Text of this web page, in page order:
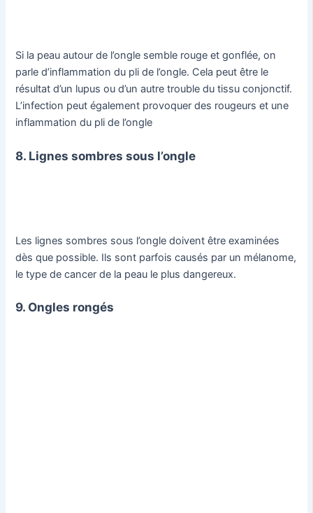
Si la peau autour de l’ongle semble rouge et gonflée, on
parle d’inflammation du pli de l’ongle. Cela peut être le
résultat d’un lupus ou d’un autre trouble du tissu conjonctif.
L’infection peut également provoquer des rougeurs et une
inflammation du pli de l’ongle
8. Lignes sombres sous l’ongle
Les lignes sombres sous l’ongle doivent être examinées
dès que possible. Ils sont parfois causés par un mélanome,
le type de cancer de la peau le plus dangereux.
9. Ongles rongés